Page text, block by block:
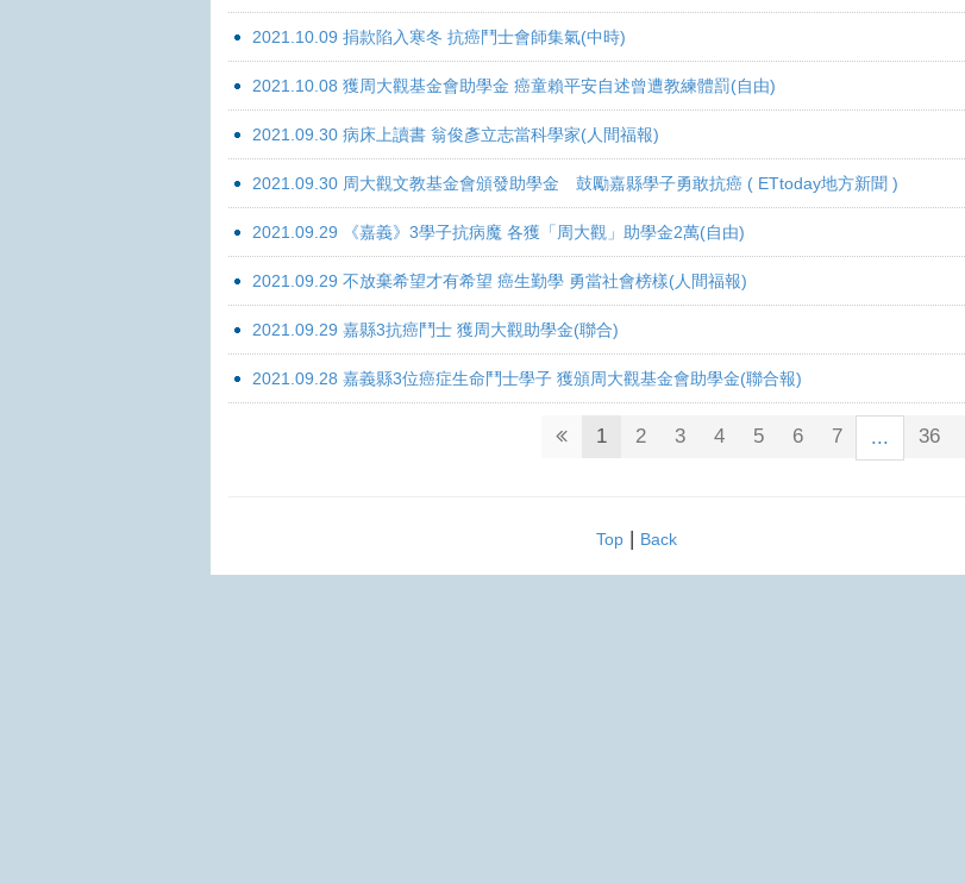
2021.10.09 捐款陷入寒冬 抗癌鬥士會師集氣(中時)
2021.10.08 獲周大觀基金會助學金 癌童賴平安自述曾遭教練體罰(自由)
2021.09.30 病床上讀書 翁俊彥立志當科學家(人間福報)
2021.09.30 周大觀文教基金會頒發助學金 鼓勵嘉縣學子勇敢抗癌 ( ETtoday地方新聞 )
2021.09.29 《嘉義》3學子抗病魔 各獲「周大觀」助學金2萬(自由)
2021.09.29 不放棄希望才有希望 癌生勤學 勇當社會榜樣(人間福報)
2021.09.29 嘉縣3抗癌鬥士 獲周大觀助學金(聯合)
2021.09.28 嘉義縣3位癌症生命鬥士學子 獲頒周大觀基金會助學金(聯合報)
1 2 3 4 5 6 7 ... 36
Top| Back